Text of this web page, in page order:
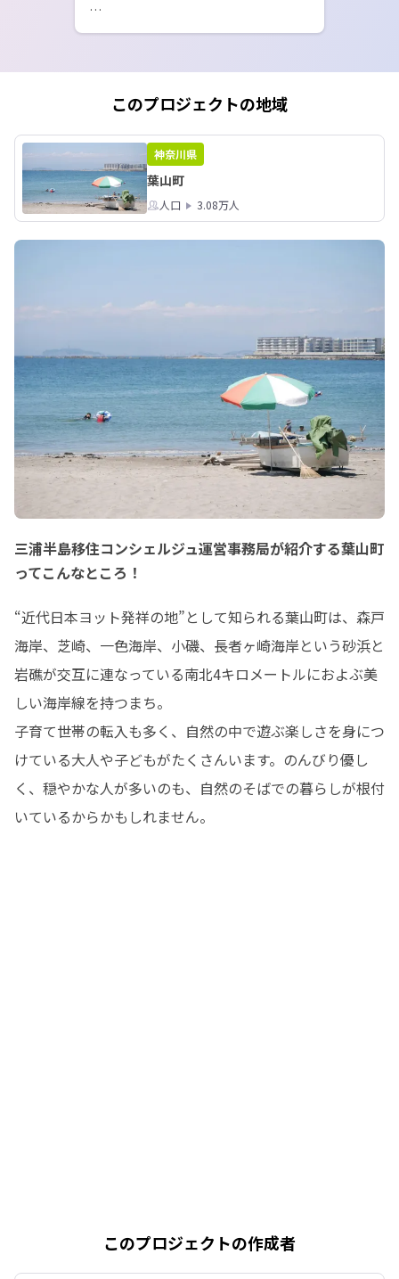
リアルでのご参加が難しい方は、オン
ラインでの視聴も可能となっていま
す。
ご予約不要のイベントではあります
が、当日のトークセッションの観覧席
の確保やオンライン視聴のご予約を下
記にて受付中です。
ijyu202511.peatix.com
ユニークな暮らし方・働き方を送る三
浦半島の人たちに触れ、自分らしい暮
らし方のヒントを見つけにぜひお出か
けいただけると嬉しいです。ご参加お
待ちしております✨
このプロジェクトの地域
神奈川県
葉山町
人口 3.08万人
三浦半島移住コンシェルジュ運営事務局が紹介する葉山町
ってこんなところ！
“近代日本ヨット発祥の地”として知られる葉山町は、森戸
海岸、芝崎、一色海岸、小磯、長者ヶ崎海岸という砂浜と
岩礁が交互に連なっている南北4キロメートルにおよぶ美
しい海岸線を持つまち。
子育て世帯の転入も多く、自然の中で遊ぶ楽しさを身につ
けている大人や子どもがたくさんいます。のんびり優し
く、穏やかな人が多いのも、自然のそばでの暮らしが根付
いているからかもしれません。
このプロジェクトの作成者